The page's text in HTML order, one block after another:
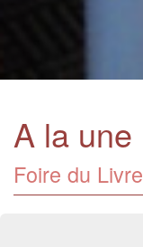
A la une
Foire du Livre